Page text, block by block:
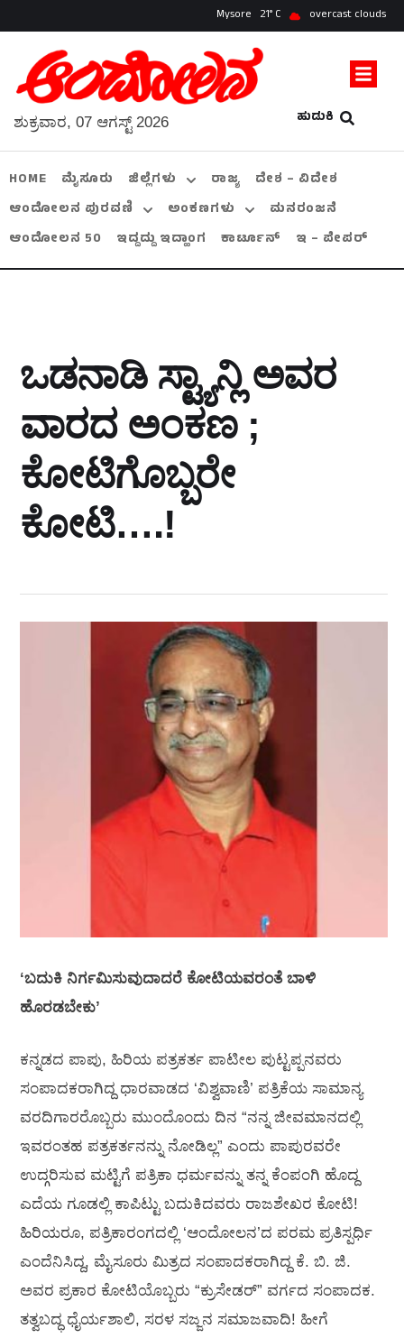
Mysore 21 overcast clouds
ಹುಡುಕಿ
ಶುಕ್ರವಾರ, 07 ಆಗಸ್ಟ್ 2026
HOME ಮೈಸೂರು ಜಿಲ್ಲೆಗಳು ರಾಜ್ಯ
ದೇಶ – ವಿದೇಶ
ಆಂದೋಲನ ಪುರವಣಿ
ಅಂಕಣಗಳು
ಮನರಂಜನೆ
ಆಂದೋಲನ 50
ಇದ್ದದ್ದು ಇದ್ಹಾಂಗ ಕಾರ್ಟೂನ್ ಇ – ಪೇಪರ್
ಒಡನಾಡಿ ಸ್ಟ್ಯಾನ್ಲಿ ಅವರ
ವಾರದ ಅಂಕಣ ;
ಕೋಟಿಗೊಬ್ಬರೇ
ಕೋಟಿ….!
ʻಬದುಕಿ ನಿರ್ಗಮಿಸುವುದಾದರೆ ಕೋಟಿಯವರಂತೆ ಬಾಳಿ
ಹೊರಡಬೇಕುʼ
ಕನ್ನಡದ ಪಾಪು, ಹಿರಿಯ ಪತ್ರಕರ್ತ ಪಾಟೀಲ ಪುಟ್ಟಪ್ಪನವರು
ಸಂಪಾದಕರಾಗಿದ್ದ ಧಾರವಾಡದ ‘ವಿಶ್ವವಾಣಿ’ ಪತ್ರಿಕೆಯ ಸಾಮಾನ್ಯ
ವರದಿಗಾರರೊಬ್ಬರು ಮುಂದೊಂದು ದಿನ “ನನ್ನ ಜೀವಮಾನದಲ್ಲಿ
ಇವರಂತಹ ಪತ್ರಕರ್ತನನ್ನು ನೋಡಿಲ್ಲ” ಎಂದು ಪಾಪುರವರೇ
ಉದ್ಗರಿಸುವ ಮಟ್ಟಿಗೆ ಪತ್ರಿಕಾ ಧರ್ಮವನ್ನು ತನ್ನ ಕೆಂಪಂಗಿ ಹೊದ್ದ
ಎದೆಯ ಗೂಡಲ್ಲಿ ಕಾಪಿಟ್ಟು ಬದುಕಿದವರು ರಾಜಶೇಖರ ಕೋಟಿ!
ಹಿರಿಯರೂ, ಪತ್ರಿಕಾರಂಗದಲ್ಲಿ ‘ಆಂದೋಲನ’ದ ಪರಮ ಪ್ರತಿಸ್ಪರ್ಧಿ
ಎಂದೆನಿಸಿದ್ದ, ಮೈಸೂರು ಮಿತ್ರದ ಸಂಪಾದಕರಾಗಿದ್ದ ಕೆ. ಬಿ. ಜಿ.
ಅವರ ಪ್ರಕಾರ ಕೋಟಿಯೊಬ್ಬರು “ಕ್ರುಸೇಡರ್” ವರ್ಗದ ಸಂಪಾದಕ.
ತತ್ವಬದ್ಧ ಧೈರ್ಯಶಾಲಿ, ಸರಳ ಸಜ್ಜನ ಸಮಾಜವಾದಿ! ಹೀಗೆ